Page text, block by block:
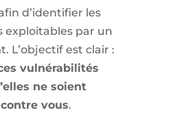
d’identifier les
exploitables par un
L’objectif est clair :
vulnérabilités
ne soient
vous.